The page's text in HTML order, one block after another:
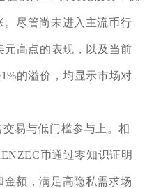
尽管尚未进入主流币行
元高点的表现，以及当前
的溢价，均显示市场对
易与低门槛参与上。相
币通过零知识证明
额，满足高隐私需求场